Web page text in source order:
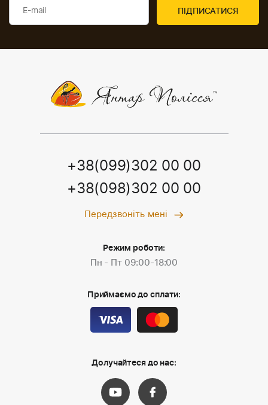
+38(099)302 00 00
+38(098)302 00 00
Передзвоніть мені
Режим роботи:
Пн - Пт 09:00-18:00
Приймаємо до сплати:
Долучайтеся до нас: